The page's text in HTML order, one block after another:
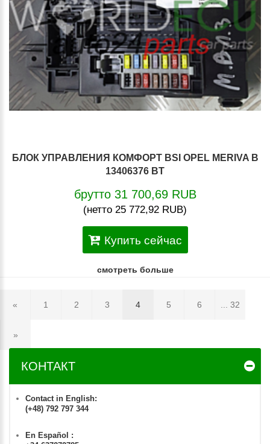
БЛОК УПРАВЛЕНИЯ КОМФОРТ BSI OPEL MERIVA B
13406376 BT
брутто 31 700,69 RUB
(нетто 25 772,92 RUB)
Купить сейчас
смотреть больше
« 1 2 3 4 5 6 ... 32
»
КОНТАКТ
Contact in English:
(+48) 792 797 344
En Español :